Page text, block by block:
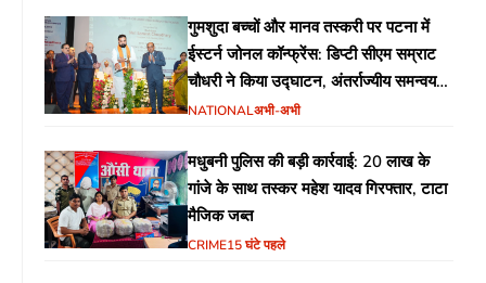
गुमशुदा बच्चों और मानव तस्करी पर पटना में
ईस्टर्न जोनल कॉन्फ्रेंस: डिप्टी सीएम सम्राट
चौधरी ने किया उद्घाटन, अंतर्राज्यीय समन्वय
पर जोर
NATIONALअभी-अभी
मधुबनी पुलिस की बड़ी कार्रवाई: 20 लाख के
गांजे के साथ तस्कर महेश यादव गिरफ्तार, टाटा
मैजिक जब्त
CRIME15 घंटे पहले